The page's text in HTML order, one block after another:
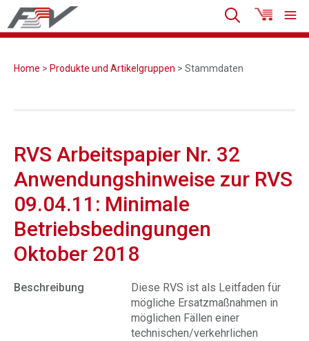
Home > Produkte und Artikelgruppen > Stammdaten
RVS Arbeitspapier Nr. 32
Anwendungshinweise zur RVS
09.04.11: Minimale
Betriebsbedingungen
Oktober 2018
Beschreibung
Diese RVS ist als Leitfaden für
mögliche Ersatzmaßnahmen in
möglichen Fällen einer
technischen/verkehrlichen